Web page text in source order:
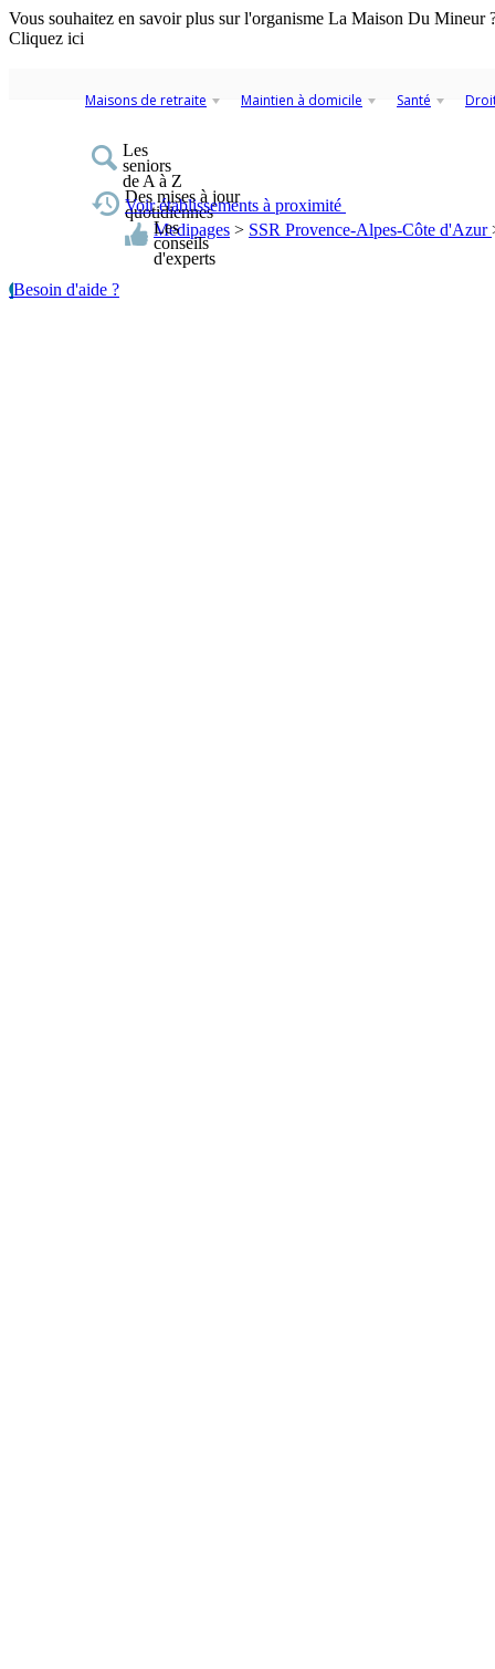
Vous souhaitez en savoir plus sur l'organisme La Maison Du Mineur
Cliquez ici
Maisons de retraite Maintien à domicile Santé
Les
seniors
de A à Z
Des mises à jour
quotidiennes
Les
conseils
d'experts
Besoin d'aide ?
Voir établissements à proximité
Medipages > SSR Provence-Alpes-Côte d'Azur